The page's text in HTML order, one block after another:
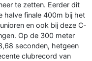
te zetten. Eerder dit
halve finale 400m bij het
en ook bij deze C-
Op de 300 meter
seconden, hetgeen
clubrecord van